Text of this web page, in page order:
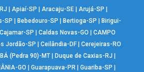
Apiaí-SP Aracaju-SE| Arujá-SP
SP Bebedouro-SP Bertioga-SP
Birigui-
Cajamar-SP |Caldas Novas-GO |CAMPO
Jordão-SP Ceilândia-DF| Cerejeiras-RO
(Pedra 90)-MT| Duque de Caxias-RJ
GO |Guarapuava-PR |Guariba-SP